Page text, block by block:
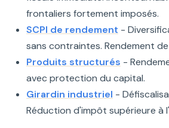
frontaliers fortement imposés.
SCPI de rendement -
sans contraintes. Rendement
Produits structurés -
avec protection du capital.
Girardin industriel -
Réduction d'impôt supérieure à